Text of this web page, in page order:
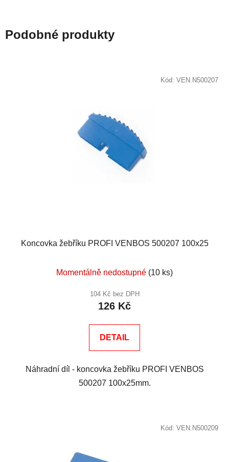
Podobné produkty
Koncovka žebříku PROFI VENBOS 500207 100x25
Momentálně nedostupné (10 ks)
104 Kč bez DPH
126 Kč
DETAIL
Náhradní díl - koncovka žebříku PROFI VENBOS
500207 100x25mm.
Kód: VEN.N500207
Kód: VEN.N500209